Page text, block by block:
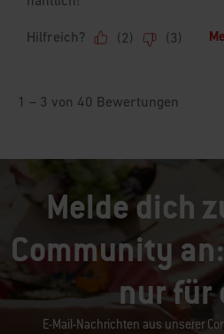
Melde dich
Community
nur für
E-Mail-Nachrichten aus unserer